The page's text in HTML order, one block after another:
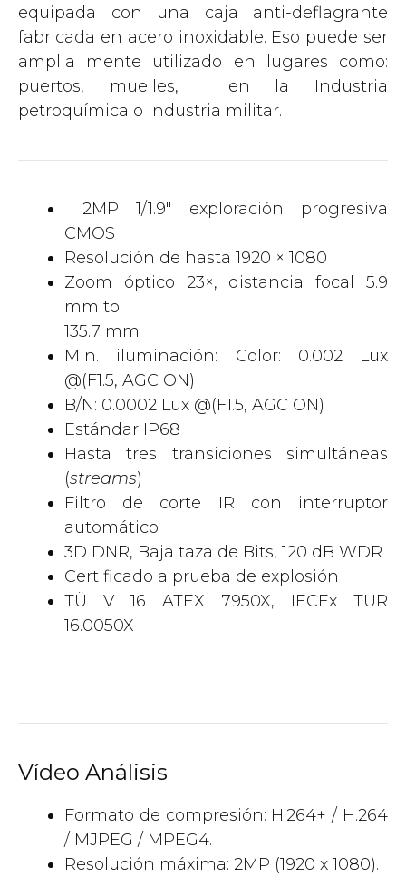
equipada con una caja anti-deflagrante
fabricada en acero inoxidable. Eso puede ser
amplia mente utilizado en lugares como:
puertos, muelles, en la Industria
petroquímica o industria militar.
2MP 1/1.9″ exploración progresiva
CMOS
Resolución de hasta 1920 × 1080
Zoom óptico 23×, distancia focal 5.9
mm to
135.7 mm
Min. iluminación: Color: 0.002 Lux
@(F1.5, AGC ON)
B/N: 0.0002 Lux @(F1.5, AGC ON)
Estándar IP68
Hasta tres transiciones simultáneas
(streams)
Filtro de corte IR con interruptor
automático
3D DNR, Baja taza de Bits, 120 dB WDR
Certificado a prueba de explosión
TÜ V 16 ATEX 7950X, IECEx TUR
16.0050X
Vídeo Análisis
Formato de compresión: H.264+ / H.264
/ MJPEG / MPEG4.
Resolución máxima: 2MP (1920 x 1080).